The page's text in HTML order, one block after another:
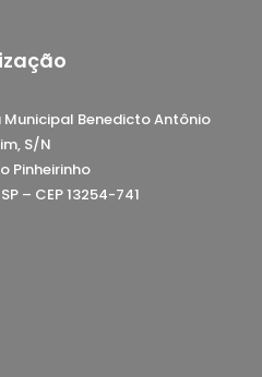
Benedicto Antônio
S/N
Pinheirinho
– CEP 13254-741